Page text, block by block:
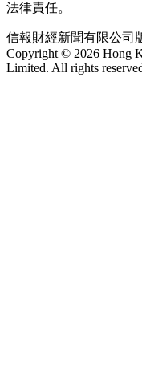
法律責任。
信報財經新聞有限公司
Copyright © 2026 Hong
Limited. All rights